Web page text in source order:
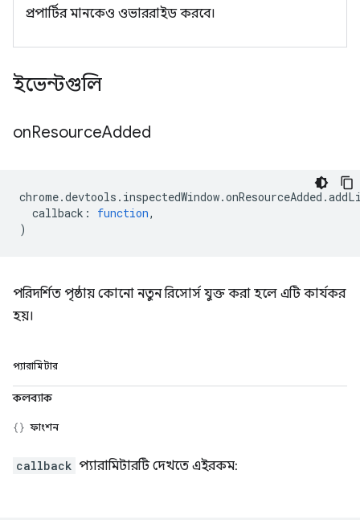
প্রপার্টির মানকেও ওভাররাইড করবে।
ইভেন্টগুলি
onResourceAdded
chrome.devtools . inspectedWindow.onResourceAdded .
callback : function,
)
পরিদর্শিত পৃষ্ঠায় কোনো নতুন রিসোর্স যুক্ত করা হলে এটি কার্যকর
হয়।
প্যারামিটার
কলব্যাক
ফাংশন
callback প্যারামিটারটি দেখতে এইরকম: